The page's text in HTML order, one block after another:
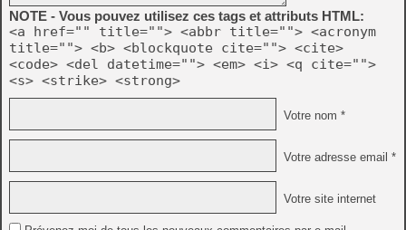
NOTE - Vous pouvez utilisez ces tags et attributs HTML:
<a href="" title=""> <abbr title=""> <acronym
title=""> <b> <blockquote cite=""> <cite>
<code> <del datetime=""> <em> <i> <q cite="">
<s> <strike> <strong>
Votre nom *
Votre adresse email *
Votre site internet